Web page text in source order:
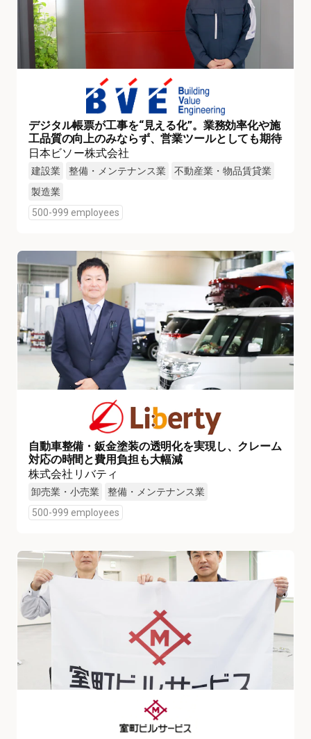
デジタル帳票が工事を“見える化”。業務効率化や施
工品質の向上のみならず、営業ツールとしても期待
日本ビソー株式会社
建設業 整備・メンテナンス業
不動産業・物品賃貸業
製造業
500-999 employees
自動車整備・鈑金塗装の透明化を実現し、クレーム
対応の時間と費用負担も大幅減
株式会社リバティ
卸売業・小売業
整備・メンテナンス業
500-999 employees